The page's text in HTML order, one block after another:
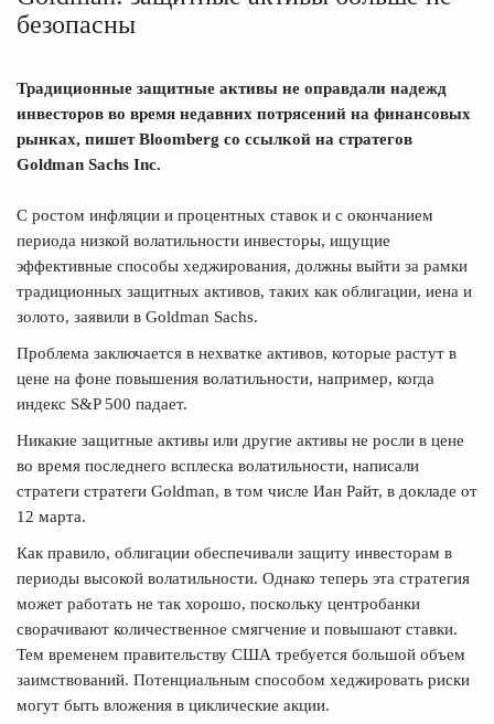
безопасны
Традиционные защитные активы не оправдали надежд
инвесторов во время недавних потрясений на финансовых
рынках, пишет Bloomberg со ссылкой на стратегов
Goldman Sachs Inc.
С ростом инфляции и процентных ставок и с окончанием
периода низкой волатильности инвесторы, ищущие
эффективные способы хеджирования, должны выйти за рамки
традиционных защитных активов, таких как облигации, иена и
золото, заявили в Goldman Sachs.
Проблема заключается в нехватке активов, которые растут в
цене на фоне повышения волатильности, например, когда
индекс S&P 500 падает.
Никакие защитные активы или другие активы не росли в цене
во время последнего всплеска волатильности, написали
стратеги стратеги Goldman, в том числе Иан Райт, в докладе от
12 марта.
Как правило, облигации обеспечивали защиту инвесторам в
периоды высокой волатильности. Однако теперь эта стратегия
может работать не так хорошо, поскольку центробанки
сворачивают количественное смягчение и повышают ставки.
Тем временем правительству США требуется большой объем
заимствований. Потенциальным способом хеджировать риски
могут быть вложения в циклические акции.